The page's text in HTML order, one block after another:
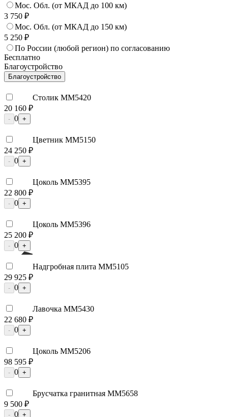
Мос. Обл. (от МКАД до 100 км)
3 750 ₽
Мос. Обл. (от МКАД до 150 км)
5 250 ₽
По России (любой регион) по согласованию
Бесплатно
Благоустройство
Благоустройство
Столик ММ5420
20 160 ₽
- 0 +
Цветник ММ5150
24 250 ₽
- 0 +
Цоколь ММ5395
22 800 ₽
- 0 +
Цоколь ММ5396
25 200 ₽
- 0 +
Надгробная плита ММ5105
29 925 ₽
- 0 +
Лавочка ММ5430
22 680 ₽
- 0 +
Цоколь ММ5206
98 595 ₽
- 0 +
Брусчатка гранитная ММ5658
9 500 ₽
- 0 +